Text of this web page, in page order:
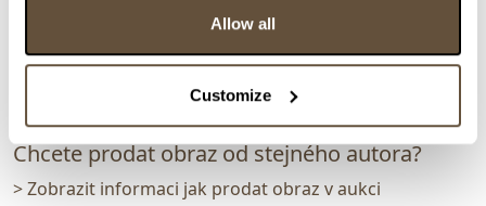
Allow all
Customize
Zpět na aukční výsledky
Chcete prodat obraz od stejného autora?
> Zobrazit informaci jak prodat obraz v aukci